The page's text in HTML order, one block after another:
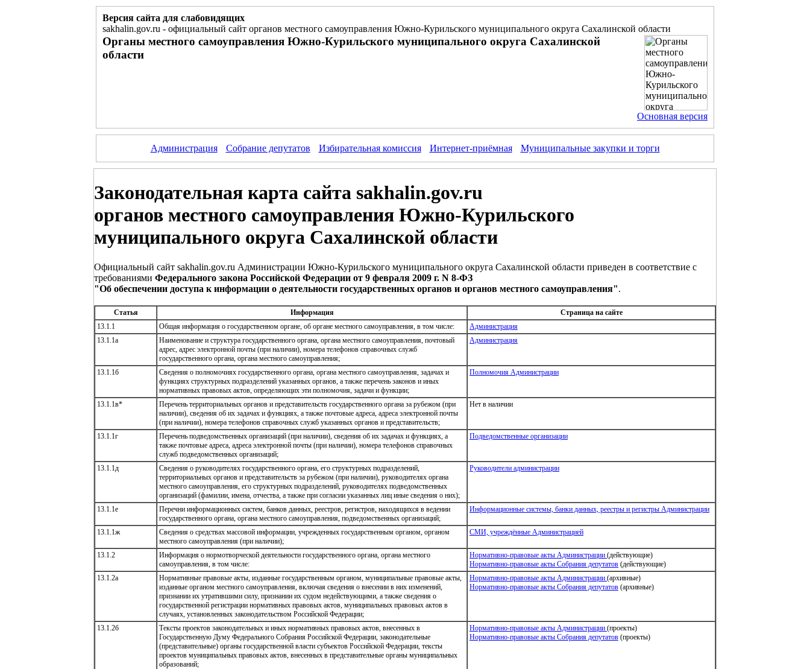
Версия сайта для слабовидящих
sakhalin.gov.ru - официальный сайт органов местного самоуправления Южно-Курильского муниципального округа Сахалинской области
Органы местного самоуправления Южно-Курильского муниципального округа Сахалинской
области
Основная версия
Администрация Собрание депутатов Избирательная комиссия Интернет-приёмная Муниципальные закупки и торги
Законодательная карта сайта sakhalin.gov.ru
органов местного самоуправления Южно-Курильского
муниципального округа Сахалинской области
Официальный сайт sakhalin.gov.ru Администрации Южно-Курильского муниципального округа Сахалинской области приведен в соответствие с
требованиями Федерального закона Российской Федерации от 9 февраля 2009 г. N 8-ФЗ
"Об обеспечении доступа к информации о деятельности государственных органов и органов местного самоуправления".
Статья Информация
Страница на сайте
13.1.1
Общая информация о государственном органе, об органе местного самоуправления, в том числе:
Администрация
13.1.1а
Наименование и структура государственного органа, органа местного самоуправления, почтовый
адрес, адрес электронной почты (при наличии), номера телефонов справочных служб
государственного органа, органа местного самоуправления;
Администрация
13.1.1б
Сведения о полномочиях государственного органа, органа местного самоуправления, задачах и
функциях структурных подразделений указанных органов, а также перечень законов и иных
нормативных правовых актов, определяющих эти полномочия, задачи и функции;
Полномочия Администрации
13.1.1в*
Перечень территориальных органов и представительств государственного органа за рубежом (при
наличии), сведения об их задачах и функциях, а также почтовые адреса, адреса электронной почты
(при наличии), номера телефонов справочных служб указанных органов и представительств;
Нет в наличии
13.1.1г
Перечень подведомственных организаций (при наличии), сведения об их задачах и функциях, а
также почтовые адреса, адреса электронной почты (при наличии), номера телефонов справочных
служб подведомственных организаций;
Подведомственные организации
13.1.1д
Сведения о руководителях государственного органа, его структурных подразделений,
территориальных органов и представительств за рубежом (при наличии), руководителях органа
местного самоуправления, его структурных подразделений, руководителях подведомственных
организаций (фамилии, имена, отчества, а также при согласии указанных лиц иные сведения о них);
Руководители администрации
13.1.1е
Перечни информационных систем, банков данных, реестров, регистров, находящихся в ведении
государственного органа, органа местного самоуправления, подведомственных организаций;
Информационные системы, банки данных, реестры и регистры Администрации
13.1.1ж
Сведения о средствах массовой информации, учрежденных государственным органом, органом
местного самоуправления (при наличии);
СМИ, учреждённые Администрацией
13.1.2
Информация о нормотворческой деятельности государственного органа, органа местного
самоуправления, в том числе:
Нормативно-правовые акты Администрации (действующие)
Нормативно-правовые акты Собрания депутатов (действующие)
13.1.2а
Нормативные правовые акты, изданные государственным органом, муниципальные правовые акты,
изданные органом местного самоуправления, включая сведения о внесении в них изменений,
признании их утратившими силу, признании их судом недействующими, а также сведения о
государственной регистрации нормативных правовых актов, муниципальных правовых актов в
случаях, установленных законодательством Российской Федерации;
Нормативно-правовые акты Администрации (архивные)
Нормативно-правовые акты Собрания депутатов (архивные)
13.1.2б
Тексты проектов законодательных и иных нормативных правовых актов, внесенных в
Государственную Думу Федерального Собрания Российской Федерации, законодательные
(представительные) органы государственной власти субъектов Российской Федерации, тексты
проектов муниципальных правовых актов, внесенных в представительные органы муниципальных
образований;
Нормативно-правовые акты Администрации (проекты)
Нормативно-правовые акты Собрания депутатов (проекты)